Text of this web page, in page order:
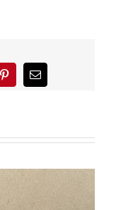
PinterestCorreo
electrónico